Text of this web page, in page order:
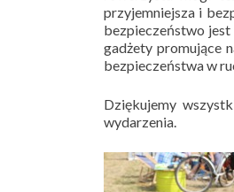
przyjemniejsza i
bezpieczeństwo jest
gadżety promujące
bezpieczeństwa w
Dziękujemy
wydarzenia.